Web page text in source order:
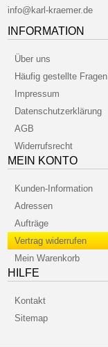
info@karl-kraemer.de
INFORMATION
Über uns
Häufig gestellte Fragen
Impressum
Datenschutzerklärung
AGB
Widerrufsrecht
MEIN KONTO
Kunden-Information
Adressen
Aufträge
Vertrag widerrufen
Mein Warenkorb
HILFE
Kontakt
Sitemap